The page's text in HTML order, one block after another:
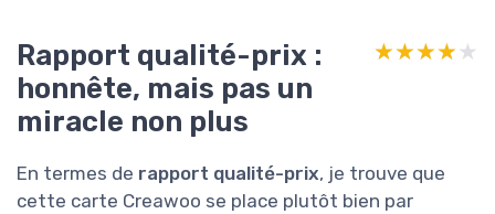
Rapport qualité-prix :
honnête, mais pas un
miracle non plus
★★★★★
★★★★★
En termes de rapport qualité-prix, je trouve que
cette carte Creawoo se place plutôt bien par